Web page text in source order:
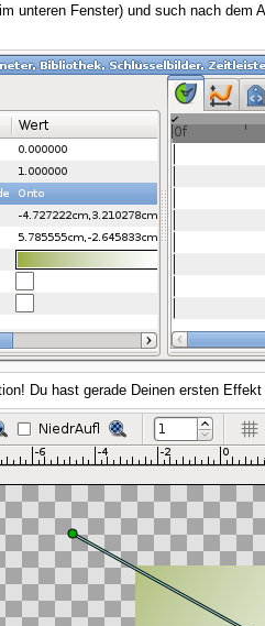
unteren Fenster) und such nach dem
Du hast gerade Deinen ersten